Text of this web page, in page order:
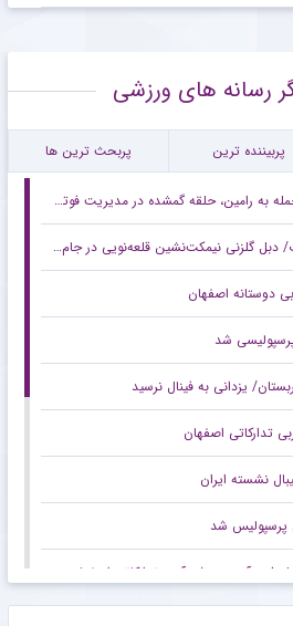
رسانه های ورزشی
پربیننده ترین پربحث ترین ها
به رامین، حلقه گمشده در مدیریت فوتبال ایران
گلزنی نیمکت‌نشین قلعه‌نویی در جام جهانی +عکس
دوستانه اصفهان
شد
یزدانی به فینال نرسید
تدارکاتی اصفهان
نشسته ایران
پرسپولیس شد
ذوب‌آهن در شهرآورد تدارکاتی اصفهان